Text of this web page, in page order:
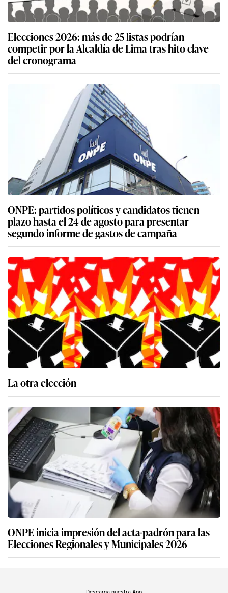
Elecciones 2026: más de 25 listas podrían
competir por la Alcaldía de Lima tras hito clave
del cronograma
ONPE: partidos políticos y candidatos tienen
plazo hasta el 24 de agosto para presentar
segundo informe de gastos de campaña
La otra elección
ONPE inicia impresión del acta-padrón para las
Elecciones Regionales y Municipales 2026